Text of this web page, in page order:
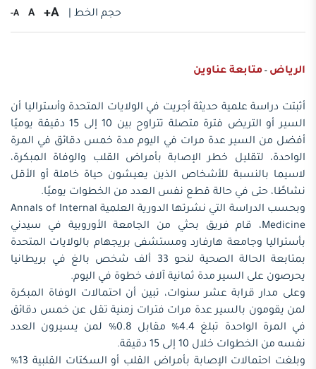
حجم الخط | A+
A
A-
الرياض - متابعة عناوين
أثبتت دراسة علمية حديثة أجريت في الولايات المتحدة وأستراليا أن
السير أو التريض فترة متصلة تتراوح بين 10 إلى 15 دقيقة يوميًا
أفضل من السير عدة مرات في اليوم مدة خمس دقائق في المرة
الواحدة، لتقليل خطر الإصابة بأمراض القلب والوفاة المبكرة،
لاسيما بالنسبة للأشخاص الذين يعيشون حياة خاملة أو الأقل
نشاطًا، حتى في حالة قطع نفس العدد من الخطوات يوميًا.
وبحسب الدراسة التي نشرتها الدورية العلمية Annals of Internal
Medicine، قام فريق بحثي من الجامعة الأوروبية في سيدني
بأستراليا وجامعة هارفارد ومستشفى بريجهام بالولايات المتحدة
بمتابعة الحالة الصحية لنحو 33 ألف شخص بالغ في بريطانيا
يحرصون على السير مدة ثمانية آلاف خطوة في اليوم.
وعلى مدار قرابة عشر سنوات، تبين أن احتمالات الوفاة المبكرة
لمن يقومون بالسير عدة مرات فترات زمنية تقل عن خمس دقائق
في المرة الواحدة تبلغ 4.4% مقابل 0.8% لمن يسيرون العدد
نفسه من الخطوات خلال 10 إلى 15 دقيقة.
وبلغت احتمالات الإصابة بأمراض القلب أو السكتات القلبية 13%